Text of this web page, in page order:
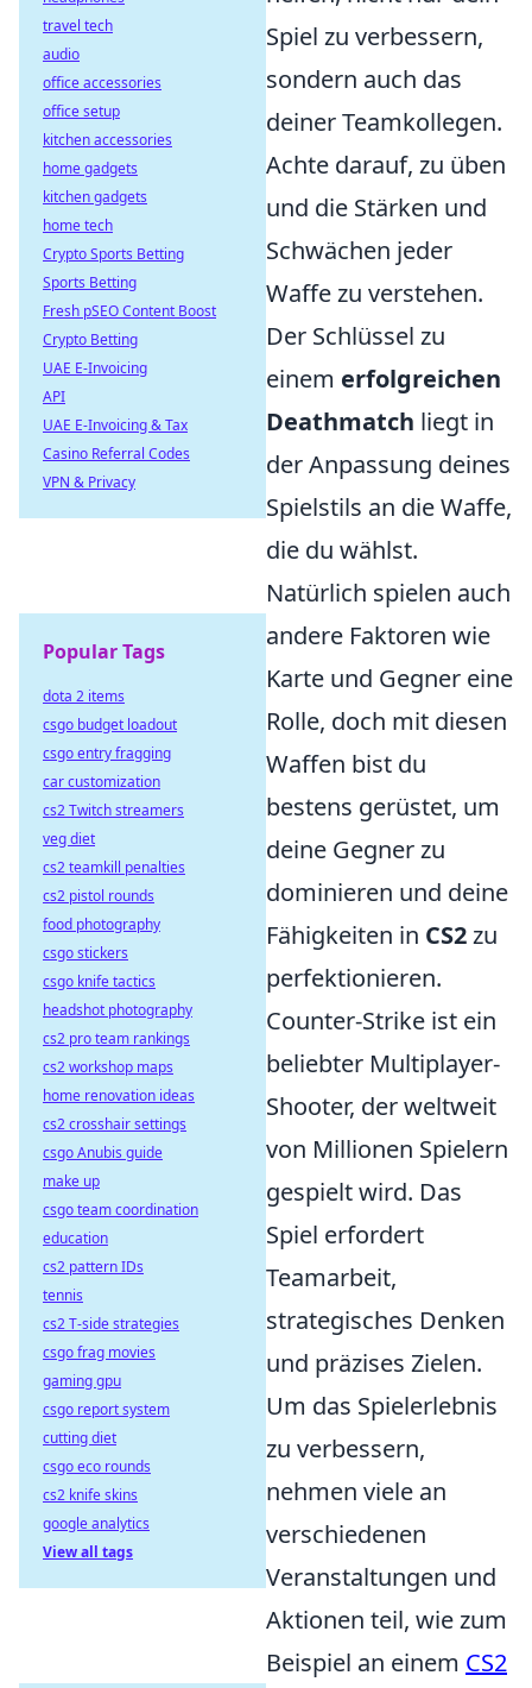
Spiel zu verbessern,
sondern auch das
deiner Teamkollegen.
Achte darauf, zu üben
und die Stärken und
Schwächen jeder
Waffe zu verstehen.
Der Schlüssel zu
einem erfolgreichen
Deathmatch liegt in
der Anpassung deines
Spielstils an die Waffe,
die du wählst.
Natürlich spielen auch
andere Faktoren wie
Karte und Gegner eine
Rolle, doch mit diesen
Waffen bist du
bestens gerüstet, um
deine Gegner zu
dominieren und deine
Fähigkeiten in CS2zu
perfektionieren.
Counter-Strike ist ein
beliebter Multiplayer-
Shooter, der weltweit
von Millionen Spielern
gespielt wird. Das
Spiel erfordert
Teamarbeit,
strategisches Denken
und präzises Zielen.
Um das Spielerlebnis
zu verbessern,
nehmen viele an
verschiedenen
Veranstaltungen und
Aktionen teil, wie zum
Beispiel an einem CS2
travel tech
audio
office accessories
office setup
kitchen accessories
home gadgets
kitchen gadgets
home tech
Crypto Sports Betting
Sports Betting
Fresh pSEO Content Boost
Crypto Betting
UAE E-Invoicing
API
UAE E-Invoicing & Tax
Casino Referral Codes
VPN & Privacy
Popular Tags
dota 2 items
csgo budget loadout
csgo entry fragging
car customization
cs2 Twitch streamers
veg diet
cs2 teamkill penalties
cs2 pistol rounds
food photography
csgo stickers
csgo knife tactics
headshot photography
cs2 pro team rankings
cs2 workshop maps
home renovation ideas
cs2 crosshair settings
csgo Anubis guide
make up
csgo team coordination
education
cs2 pattern IDs
tennis
cs2 T-side strategies
csgo frag movies
gaming gpu
csgo report system
cutting diet
csgo eco rounds
cs2 knife skins
google analytics
View all tags